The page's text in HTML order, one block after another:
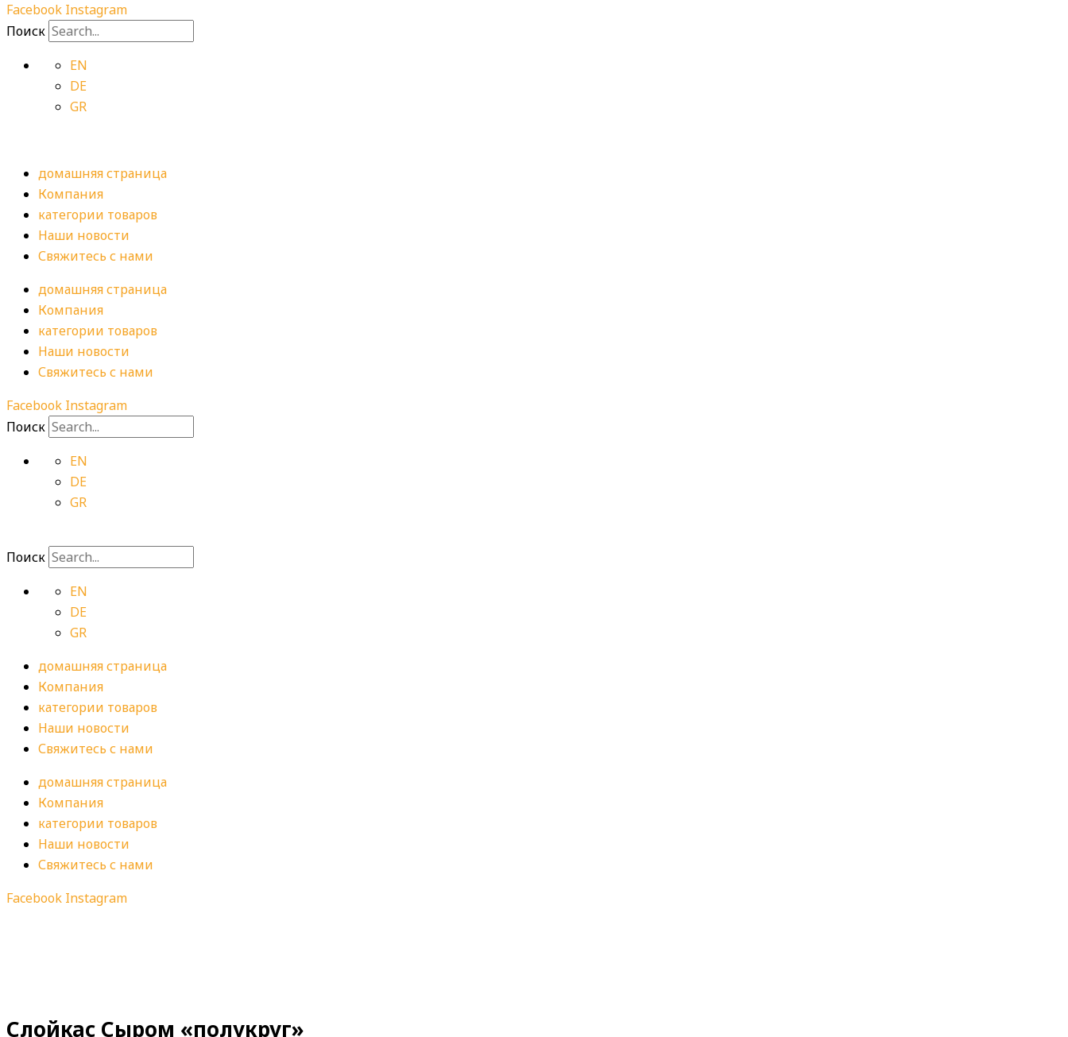
Facebook Instagram
Поиск
EN
DE
GR
домашняя страница
Компания
категории товаров
Наши новости
Свяжитесь с нами
домашняя страница
Компания
категории товаров
Наши новости
Свяжитесь с нами
Facebook Instagram
Поиск
EN
DE
GR
Поиск
EN
DE
GR
домашняя страница
Компания
категории товаров
Наши новости
Свяжитесь с нами
домашняя страница
Компания
категории товаров
Наши новости
Свяжитесь с нами
Facebook Instagram
Слойкас Сыром «полукруг»